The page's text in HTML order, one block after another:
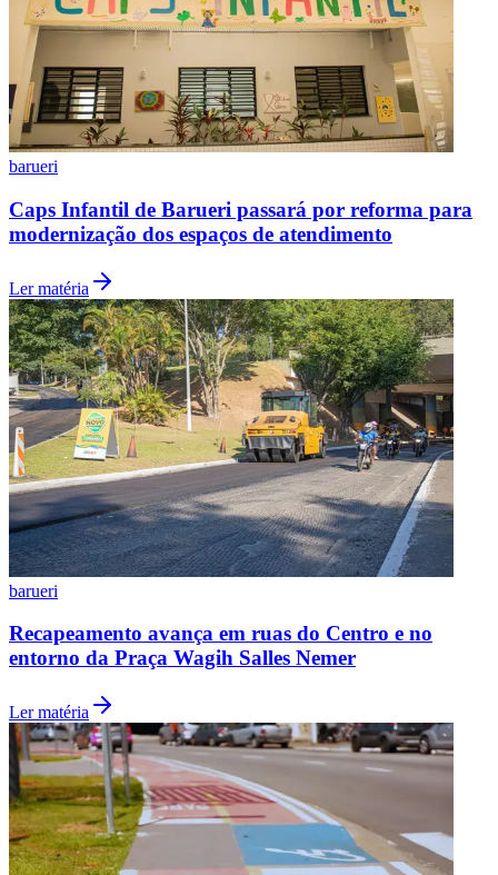
Palmeiras
barueri
Caps Infantil de Barueri passará por reforma para
modernização dos espaços de atendimento
Ler matéria
barueri
Recapeamento avança em ruas do Centro e no
entorno da Praça Wagih Salles Nemer
Ler matéria